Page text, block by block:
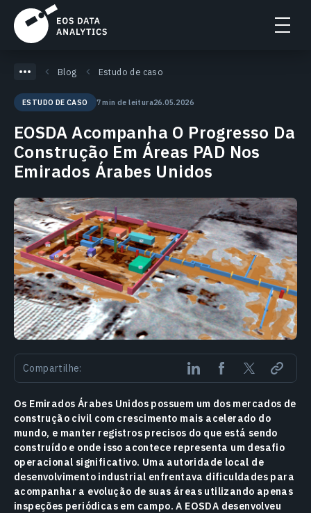
Blog Estudo de caso
ESTUDO DE CASO 7 min de leitura26.05.2026
EOSDA Acompanha O Progresso Da
Construção Em Áreas PAD Nos
Emirados Árabes Unidos
Compartilhe:
Os Emirados Árabes Unidos possuem um dos mercados de
construção civil com crescimento mais acelerado do
mundo, e manter registros precisos do que está sendo
construído e onde isso acontece representa um desafio
operacional significativo. Uma autoridade local de
desenvolvimento industrial enfrentava dificuldades para
acompanhar a evolução de suas áreas utilizando apenas
inspeções periódicas em campo. A EOSDA desenvolveu